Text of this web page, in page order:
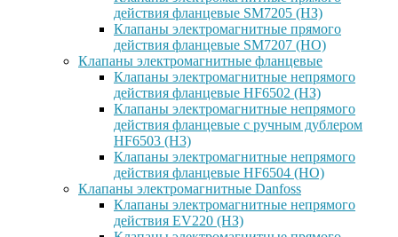
действия фланцевые SM7205 (НЗ)
Клапаны электромагнитные прямого
действия фланцевые SM7207 (НО)
Клапаны электромагнитные фланцевые
Клапаны электромагнитные непрямого
действия фланцевые HF6502 (НЗ)
Клапаны электромагнитные непрямого
действия фланцевые с ручным дублером
HF6503 (Н3)
Клапаны электромагнитные непрямого
действия фланцевые HF6504 (НО)
Клапаны электромагнитные Danfoss
Клапаны электромагнитные непрямого
действия EV220 (НЗ)